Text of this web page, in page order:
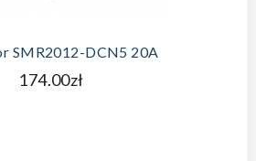
SMR2012-DCN5 20A
174.00zł